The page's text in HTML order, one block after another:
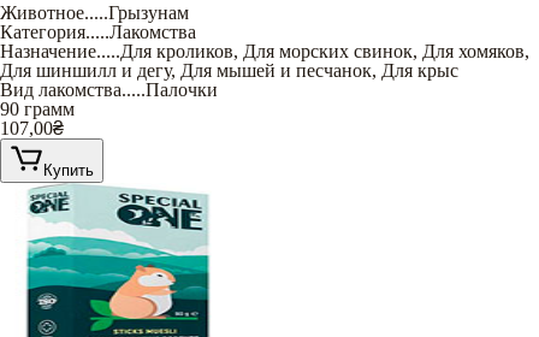
Животное.....Грызунам
Категория.....Лакомства
Назначение.....Для кроликов, Для морских свинок, Для хомяков,
Для шиншилл и дегу, Для мышей и песчанок, Для крыс
Вид лакомства.....Палочки
90 грамм
107,00₴
Купить